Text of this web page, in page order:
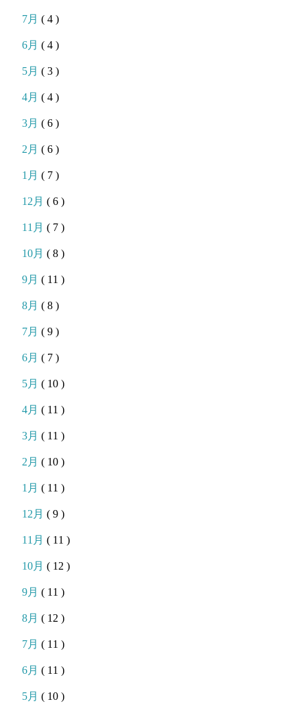
7月( 4 )
6月( 4 )
5月( 3 )
4月( 4 )
3月( 6 )
2月( 6 )
1月( 7 )
12月( 6 )
11月( 7 )
10月( 8 )
9月( 11 )
8月( 8 )
7月( 9 )
6月( 7 )
5月( 10 )
4月( 11 )
3月( 11 )
2月( 10 )
1月( 11 )
12月( 9 )
11月( 11 )
10月( 12 )
9月( 11 )
8月( 12 )
7月( 11 )
6月( 11 )
5月( 10 )